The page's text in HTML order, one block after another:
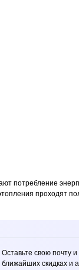
потребление
проходят
Оставьте свою почту
ближайших скидках и